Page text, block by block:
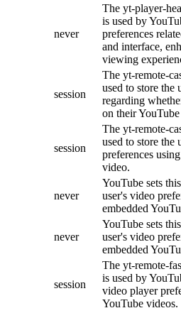
never
The yt-player-
is used by
preferences
and interface,
viewing
session
The yt-remote-
used to store the
regarding
on their
session
The yt-remote-
used to store the
preferences
video.
never
YouTube sets
user's video
embedded
never
YouTube sets
user's video
embedded
session
The yt-remote-
is used by
video player
YouTube videos.